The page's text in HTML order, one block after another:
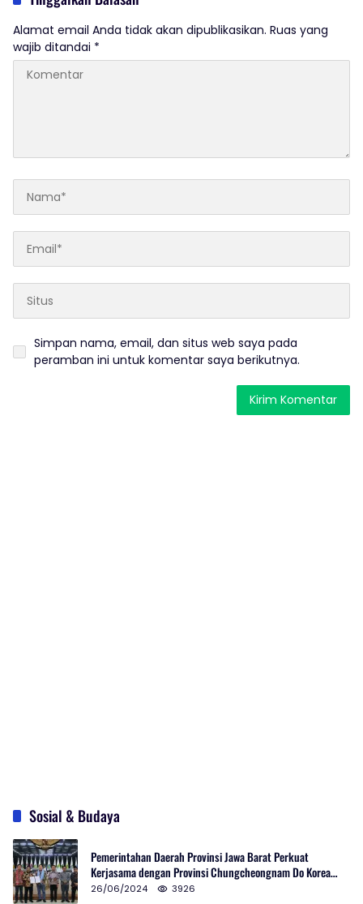
Alamat email Anda tidak akan dipublikasikan. Ruas yang
wajib ditandai *
Simpan nama, email, dan situs web saya pada
peramban ini untuk komentar saya berikutnya.
Sosial & Budaya
Pemerintahan Daerah Provinsi Jawa Barat Perkuat
Kerjasama dengan Provinsi Chungcheongnam Do Korea
Selatan
26/06/2024 3926